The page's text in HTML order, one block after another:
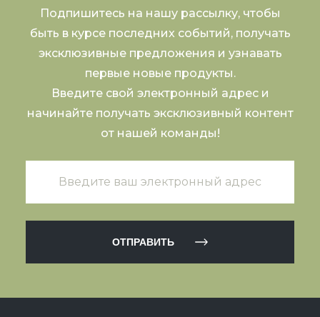
Подпишитесь на нашу рассылку, чтобы
быть в курсе последних событий, получать
эксклюзивные предложения и узнавать
первые новые продукты.
Введите свой электронный адрес и
начинайте получать эксклюзивный контент
от нашей команды!
ОТПРАВИТЬ